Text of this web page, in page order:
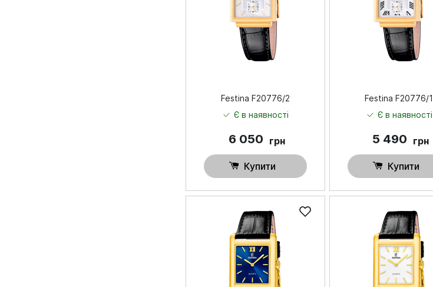
Festina F20776/2
Є в наявності
6 050 грн
Купити
Festina F20776/1
Є в наявності
5 490 грн
Купити